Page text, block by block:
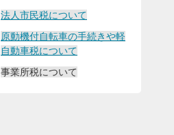
法人市民税について
原動機付自転車の手続きや軽
自動車税について
事業所税について